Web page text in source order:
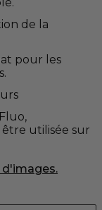
de la
pour les
utilisée sur
d'images.